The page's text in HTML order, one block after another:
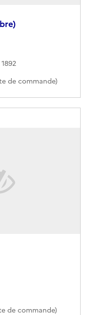
de commande)
de commande)